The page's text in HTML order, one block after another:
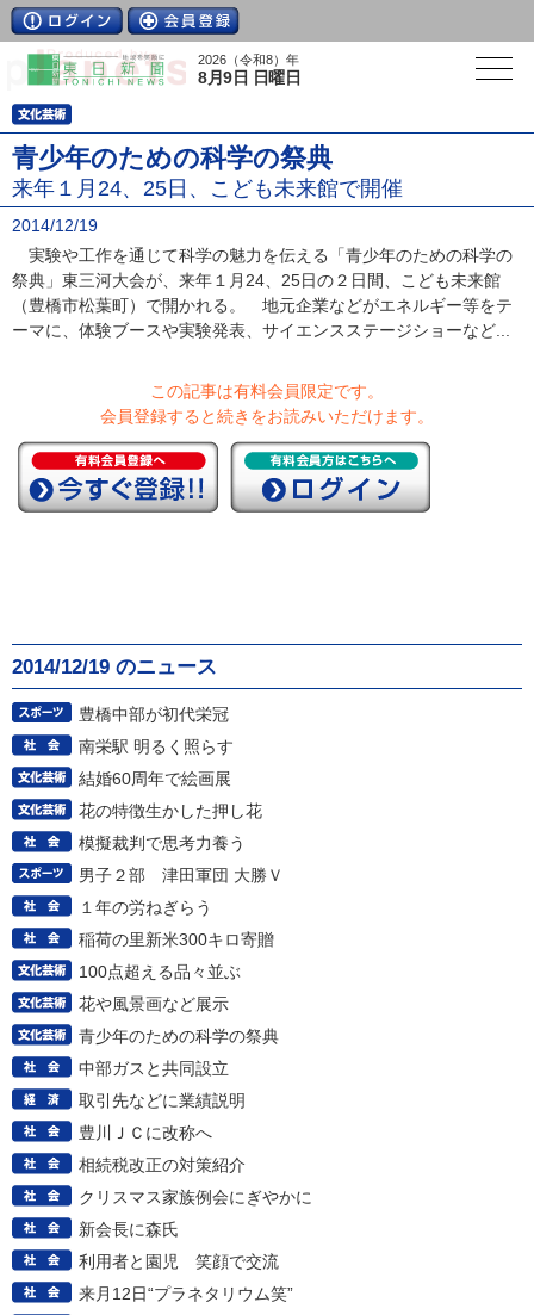
2026（令和8）年
8月9日 日曜日
青少年のための科学の祭典
来年１月24、25日、こども未来館で開催
2014/12/19
実験や工作を通じて科学の魅力を伝える「青少年のための科学の
祭典」東三河大会が、来年１月24、25日の２日間、こども未来館
（豊橋市松葉町）で開かれる。 地元企業などがエネルギー等をテ
ーマに、体験ブースや実験発表、サイエンスステージショーなど...
この記事は有料会員限定です。
会員登録すると続きをお読みいただけます。
2014/12/19 のニュース
豊橋中部が初代栄冠
南栄駅 明るく照らす
結婚60周年で絵画展
花の特徴生かした押し花
模擬裁判で思考力養う
男子２部 津田軍団 大勝Ｖ
１年の労ねぎらう
稲荷の里新米300キロ寄贈
100点超える品々並ぶ
花や風景画など展示
青少年のための科学の祭典
中部ガスと共同設立
取引先などに業績説明
豊川ＪＣに改称へ
相続税改正の対策紹介
クリスマス家族例会にぎやかに
新会長に森氏
利用者と園児 笑顔で交流
来月12日“プラネタリウム笑”